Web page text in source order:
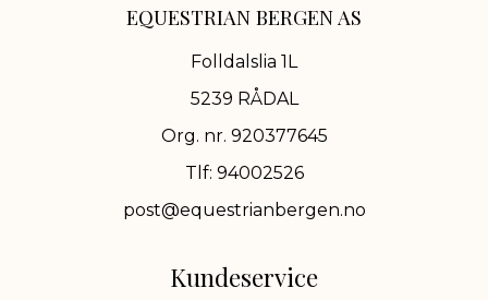
EQUESTRIAN BERGEN AS
Folldalslia 1L
5239 RÅDAL
Org. nr. 920377645
Tlf: 94002526
post@equestrianbergen.no
Kundeservice